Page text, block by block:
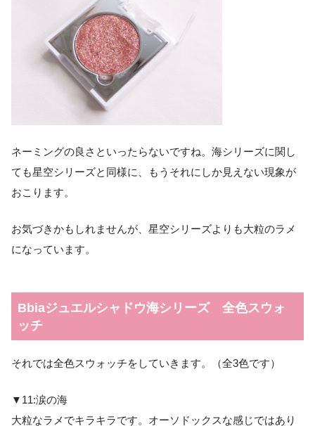
ネーミングの良さといったらないですね。海シリーズに関し
ても星空シリーズと同様に、もうそれにしか見えない現象が
おこります。
お気づきかもしれませんが、星空シリーズよりも大粒のラメ
になっています。
Bbiaジュエルシャドウ海シリーズ 全色スウォ
ッチ
それでは全色スウォッチをしていきます。（全3色です）
▼11:涙の海
大粒なラメでキラキラです。オーソドックスな感じではあり